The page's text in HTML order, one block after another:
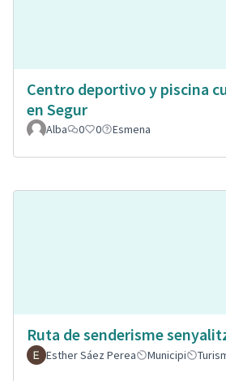
Centro deportivo y piscina
en Segur
Alba
0 0 Esmena
Ruta de senderisme
Esther Sáez Perea
Municipi